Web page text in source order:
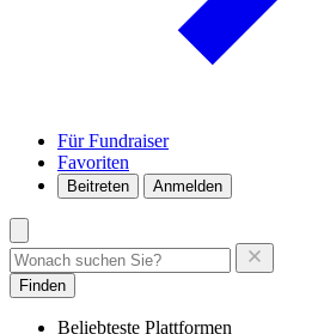
Für Fundraiser
Favoriten
Beitreten Anmelden
Finden
Beliebteste Plattformen